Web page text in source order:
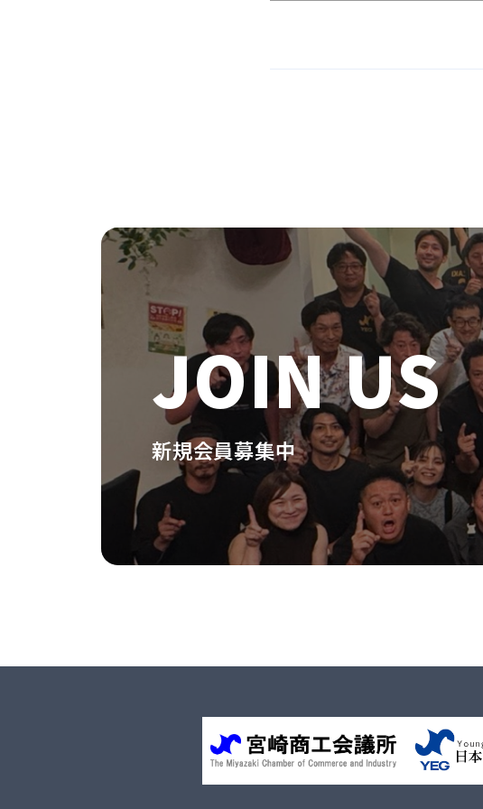
JOIN US
新規会員募集中